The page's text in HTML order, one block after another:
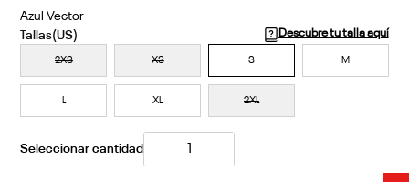
Azul Vector
Descubre tu talla aquí
2XS XS S M
L XL 2XL